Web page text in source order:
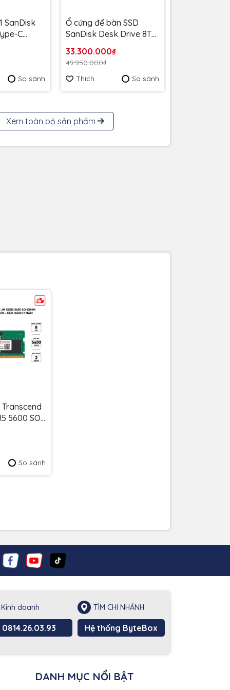
SanDisk
C
G46 -
So sánh
Ổ cứng để bàn SSD
SanDisk Desk Drive 8TB
1000MB/s SDSSDT40C-
8T00-A25 - Bảo Hành 3
năm
33.300.000₫
49.950.000₫
Thích
So sánh
Xem toàn bộ sản phẩm
5600 SO-
8G -
So sánh
Kinh doanh
0814.26.03.93
TÌM CHI NHÁNH
Hệ thống ByteBox
DANH MỤC NỔI BẬT